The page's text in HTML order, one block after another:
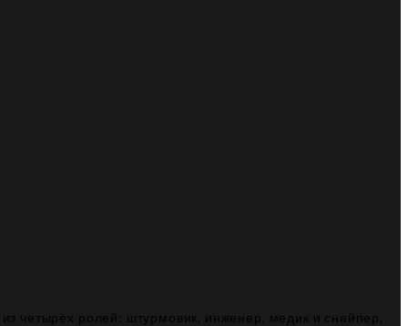
четырёх ролей: штурмовик, инженер, медик и снайпер.